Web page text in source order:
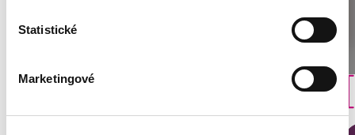
Statistické
MarketingovéDer behandelnde Arzt
Prim. MUDr. Pavel Horyna